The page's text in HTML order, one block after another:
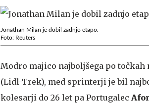
Jonathan Milan je dobil zadnjo etapo.
Foto: Reuters
Modro majico najboljšega po
(Lidl-Trek), med sprinterji je bil
kolesarji do 26 let pa Portugalec